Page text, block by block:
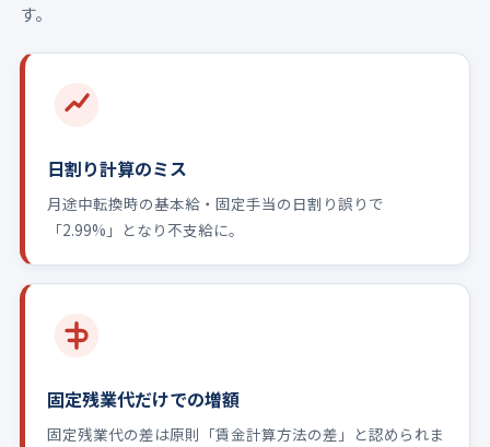
す。
日割り計算のミス
月途中転換時の基本給・固定手当の日割り誤りで
「2.99%」となり不支給に。
固定残業代だけでの増額
固定残業代の差は原則「賃金計算方法の差」と認められま